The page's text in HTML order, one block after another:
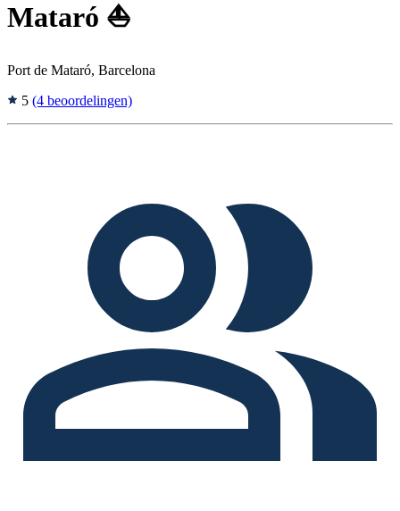
Mataró ⛵
Port de Mataró, Barcelona
5 (4 beoordelingen)